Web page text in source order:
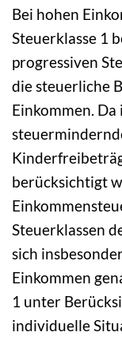
Bei hohen
Steuerklasse 1
progressiven
die steuerliche
Einkommen.
berücksichtigt
Steuerklassen
sich
Einkommen
1 unter
individuelle